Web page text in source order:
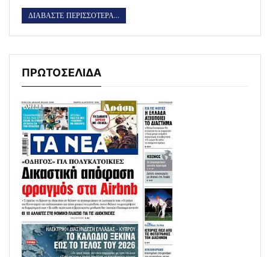
ΔΙΑΒΑΣΤΕ ΠΕΡΙΣΣΟΤΕΡΑ...
ΠΡΩΤΟΣΕΛΙΔΑ